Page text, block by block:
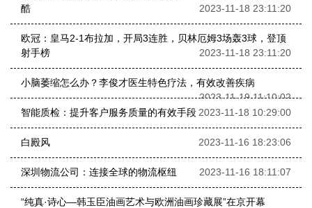
酷
2023-11-18 23:11:20
欧冠：皇马2-1布拉加，开局3连胜，贝林厄姆3场轰3球，登顶
射手榜
2023-11-18 23:11:20
小脑萎缩怎么办？李俊才医生特色疗法，有效改善疾病
2023-11-19 11:10:02
智能质检：提升客户服务质量的有效手段 2023-11-18 10:29:00
白殿风 2023-11-16 18:23:06
深圳物流公司：连接全球的物流枢纽 2023-11-16 18:11:07
“纯真·诗心—韩玉臣油画艺术与欧洲油画珍藏展”在京开幕